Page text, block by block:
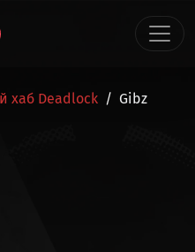
хаб Deadlock Gibz